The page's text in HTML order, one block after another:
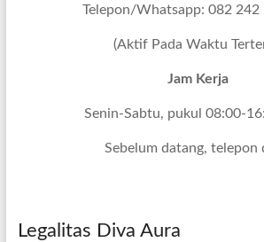
Telepon/Whatsapp: 082 242
(Aktif Pada Waktu
Jam Kerja
Senin-Sabtu, pukul 08:00-
Sebelum datang, telepon
Legalitas Diva Aura